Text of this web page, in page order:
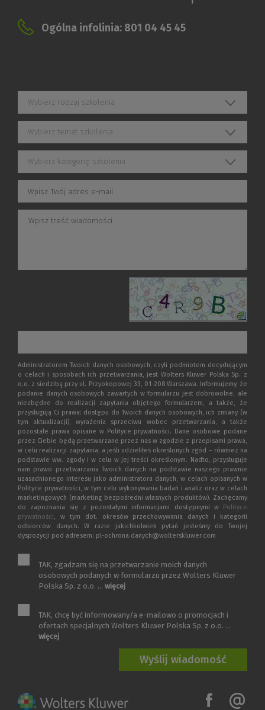
Ogólna infolinia: 801 04 45 45
Wybierz rodzaj szkolenia
Wybierz temat szkolenia
Wybierz kategorię szkolenia
Administratorem Twoich danych osobowych, czyli podmiotem decydującym
o celach i sposobach ich przetwarzania, jest Wolters Kluwer Polska Sp. z
o.o. z siedzibą przy ul. Przyokopowej 33, 01-208 Warszawa. Informujemy, że
podanie danych osobowych zawartych w formularzu jest dobrowolne, ale
niezbędne do realizacji zapytania objętego formularzem, a także, że
przysługują Ci prawa: dostępu do Twoich danych osobowych, ich zmiany (w
tym aktualizacji), wyrażenia sprzeciwu wobec przetwarzania, a także
pozostałe prawa opisane w Polityce prywatności. Dane osobowe podane
przez Ciebie będą przetwarzane przez nas w zgodzie z przepisami prawa,
w celu realizacji zapytania, a jeśli udzieliłeś określonych zgód – również na
podstawie ww. zgody i w celu w jej treści określonym. Nadto, przysługuje
nam prawo przetwarzania Twoich danych na podstawie naszego prawnie
uzasadnionego interesu jako administratora danych, w celach opisanych w
Polityce prywatności, w tym celu wykonywania badań i analiz oraz w celach
marketingowych (marketing bezpośredni własnych produktów). Zachęcamy
do zapoznania się z pozostałymi informacjami dostępnymi w Polityce
prywatności, w tym dot. okresów przechowywania danych i kategorii
odbiorców danych. W razie jakichkolwiek pytań jesteśmy do Twojej
dyspozycji pod adresem: pl-ochrona.danych@wolterskluwer.com
TAK, zgadzam się na przetwarzanie moich danych
osobowych podanych w formularzu przez Wolters Kluwer
Polska Sp. z o.o. ... więcej
TAK, chcę być informowany/a e-mailowo o promocjach i
ofertach specjalnych Wolters Kluwer Polska Sp. z o.o. ...
więcej